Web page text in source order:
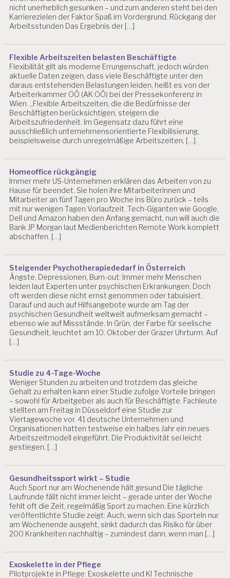
nicht unerheblich gesunken – und zum anderen steht bei den
Karrierezielen der Faktor Spaß im Vordergrund. Rückgang der
Arbeitsstunden Das Ergebnis der […]
Flexible Arbeitszeiten belasten Beschäftigte
Flexibilität gilt als moderne Errungenschaft, jedoch würden
aktuelle Daten zeigen, dass viele Beschäftigte unter den
daraus entstehenden Belastungen leiden, heißt es von der
Arbeiterkammer OÖ (AK OÖ) bei der Pressekonferenz in
Wien. „Flexible Arbeitszeiten, die die Bedürfnisse der
Beschäftigten berücksichtigen, steigern die
Arbeitszufriedenheit. Im Gegensatz dazu führt eine
ausschließlich unternehmensorientierte Flexibilisierung,
beispielsweise durch unregelmäßige Arbeitszeiten, […]
Homeoffice rückgängig
Immer mehr US-Unternehmen erklären das Arbeiten von zu
Hause für beendet. Sie holen ihre Mitarbeiterinnen und
Mitarbeiter an fünf Tagen pro Woche ins Büro zurück – teils
mit nur wenigen Tagen Vorlaufzeit. Tech-Giganten wie Google,
Dell und Amazon haben den Anfang gemacht, nun will auch die
Bank JP Morgan laut Medienberichten Remote Work komplett
abschaffen. […]
Steigender Psychotherapiededarf in Österreich
Ängste, Depressionen, Burn-out: Immer mehr Menschen
leiden laut Experten unter psychischen Erkrankungen. Doch
oft werden diese nicht ernst genommen oder tabuisiert.
Darauf und auch auf Hilfsangebote wurde am Tag der
psychischen Gesundheit weltweit aufmerksam gemacht –
ebenso wie auf Missstände. In Grün, der Farbe für seelische
Gesundheit, leuchtet am 10. Oktober der Grazer Uhrturm. Auf
[…]
Studie zu 4-Tage-Woche
Weniger Stunden zu arbeiten und trotzdem das gleiche
Gehalt zu erhalten kann einer Studie zufolge Vorteile bringen
– sowohl für Arbeitgeber als auch für Beschäftigte. Fachleute
stellten am Freitag in Düsseldorf eine Studie zur
Viertagewoche vor. 41 deutsche Unternehmen und
Organisationen hatten testweise ein halbes Jahr ein neues
Arbeitszeitmodell eingeführt. Die Produktivität sei leicht
gestiegen, […]
Gesundheitssport wirkt – Studie
Auch Sport nur am Wochenende hält gesund Die tägliche
Laufrunde fällt nicht immer leicht – gerade unter der Woche
fehlt oft die Zeit, regelmäßig Sport zu machen. Eine kürzlich
veröffentlichte Studie zeigt: Auch, wenn sich das Sporteln nur
am Wochenende ausgeht, sinkt dadurch das Risiko für über
200 Krankheiten nachhaltig – zumindest dann, wenn man […]
Exoskelette in der Pflege
Pilotprojekte in Pflege: Exoskelette und KI Technische